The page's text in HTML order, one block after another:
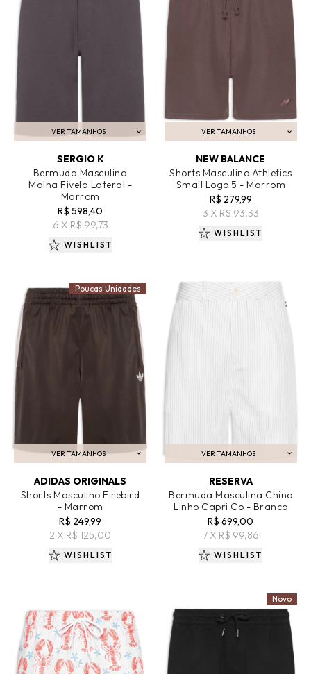
VER TAMANHOS
ADICIONAR AO CARRINHO
SERGIO K
Bermuda Masculina
Malha Fivela Lateral -
Marrom
R$ 598,40
6 X R$ 99,73
WISHLIST
VER TAMANHOS
ADICIONAR AO CARRINHO
NEW BALANCE
Shorts Masculino Athletics
Small Logo 5 - Marrom
R$ 279,99
3 X R$ 93,33
WISHLIST
VER TAMANHOS
ADICIONAR AO CARRINHO
ADIDAS ORIGINALS
Shorts Masculino Firebird
- Marrom
R$ 249,99
2 X R$ 125,00
Poucas Unidades
WISHLIST
VER TAMANHOS
ADICIONAR AO CARRINHO
RESERVA
Bermuda Masculina Chino
Linho Capri Co - Branco
R$ 699,00
7 X R$ 99,86
WISHLIST
Novo